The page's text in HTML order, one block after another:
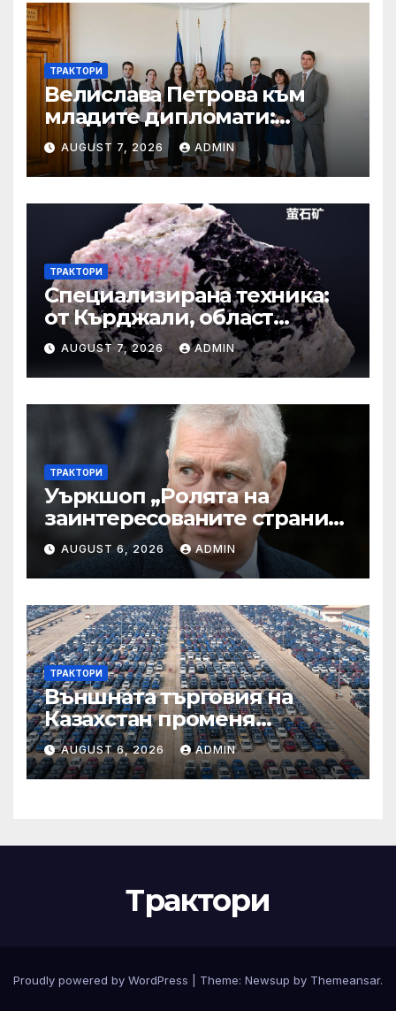
ТРАКТОРИ
Велислава Петрова към
младите дипломати:
Бъдете смели, уверени и
винаги отстоявайте
интересите на България
AUGUST 7, 2026 ADMIN
ТРАКТОРИ
Специализирана техника:
от Кърджали, област
Кърджали Втора ръка и
нови с ТОП цени онлайн от
цяла България — Bazar.bg
AUGUST 7, 2026 ADMIN
ТРАКТОРИ
Уъркшоп „Ролята на
заинтересованите страни
във външното осигуряване
на качеството“
AUGUST 6, 2026 ADMIN
ТРАКТОРИ
Външната търговия на
Казахстан променя
структурата си – шест
тенденции
AUGUST 6, 2026 ADMIN
Трактори
Proudly powered by WordPress Theme: Newsup by Themeansar.